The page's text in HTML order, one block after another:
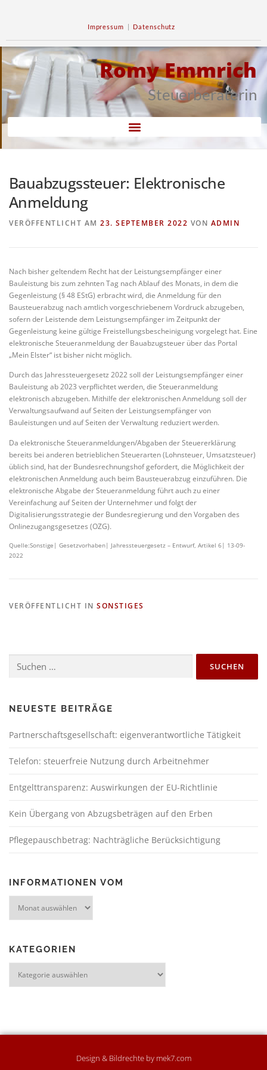
Impressum | Datenschutz
Romy Emmrich
Steuerberaterin
Bauabzugssteuer: Elektronische
Anmeldung
VERÖFFENTLICHT AM 23. SEPTEMBER 2022 VON ADMIN
Nach bisher geltendem Recht hat der Leistungsempfänger einer
Bauleistung bis zum zehnten Tag nach Ablauf des Monats, in dem die
Gegenleistung (§ 48 EStG) erbracht wird, die Anmeldung für den
Bausteuerabzug nach amtlich vorgeschriebenem Vordruck abzugeben,
sofern der Leistende dem Leistungsempfänger im Zeitpunkt der
Gegenleistung keine gültige Freistellungsbescheinigung vorgelegt hat. Eine
elektronische Steueranmeldung der Bauabzugsteuer über das Portal
„Mein Elster“ ist bisher nicht möglich.
Durch das Jahressteuergesetz 2022 soll der Leistungsempfänger einer
Bauleistung ab 2023 verpflichtet werden, die Steueranmeldung
elektronisch abzugeben. Mithilfe der elektronischen Anmeldung soll der
Verwaltungsaufwand auf Seiten der Leistungsempfänger von
Bauleistungen und auf Seiten der Verwaltung reduziert werden.
Da elektronische Steueranmeldungen/Abgaben der Steuererklärung
bereits bei anderen betrieblichen Steuerarten (Lohnsteuer, Umsatzsteuer)
üblich sind, hat der Bundesrechnungshof gefordert, die Möglichkeit der
elektronischen Anmeldung auch beim Bausteuerabzug einzuführen. Die
elektronische Abgabe der Steueranmeldung führt auch zu einer
Vereinfachung auf Seiten der Unternehmer und folgt der
Digitalisierungsstrategie der Bundesregierung und den Vorgaben des
Onlinezugangsgesetzes (OZG).
Quelle:Sonstige| Gesetzvorhaben| Jahressteuergesetz – Entwurf, Artikel 6| 13-09-
2022
VERÖFFENTLICHT IN SONSTIGES
NEUESTE BEITRÄGE
Partnerschaftsgesellschaft: eigenverantwortliche Tätigkeit
Telefon: steuerfreie Nutzung durch Arbeitnehmer
Entgelttransparenz: Auswirkungen der EU-Richtlinie
Kein Übergang von Abzugsbeträgen auf den Erben
Pflegepauschbetrag: Nachträgliche Berücksichtigung
INFORMATIONEN VOM
KATEGORIEN
Design & Bildrechte by mek7.com